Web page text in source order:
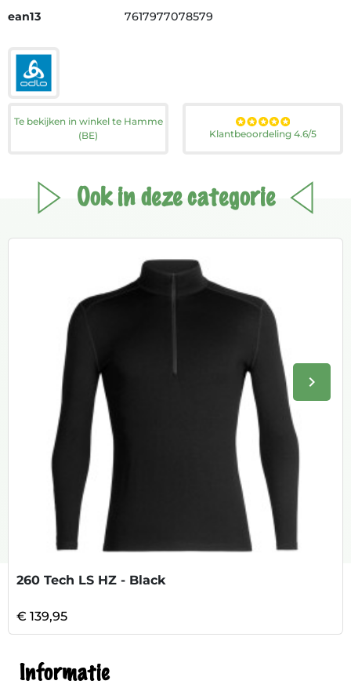
ean13 7617977078579
Te bekijken in winkel te Hamme
(BE)
Klantbeoordeling 4.6/5
Ook in deze categorie
keyboard_arrow_right
260 Tech LS HZ - Black
€ 139,95
Informatie